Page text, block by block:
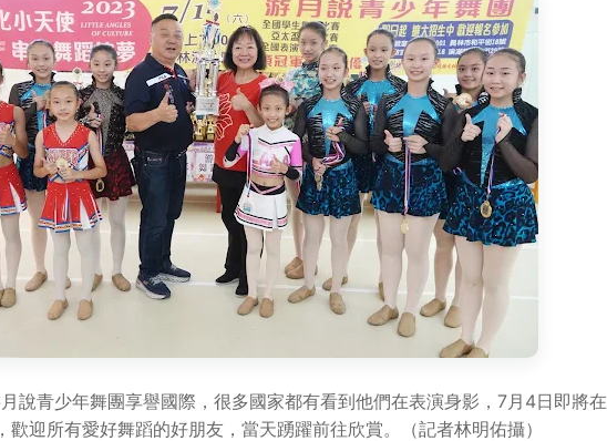
說青少年舞團享譽國際，很多國家都有看到他們在表演身影，7月4日即將在
歡迎所有愛好舞蹈的好朋友，當天踴躍前往欣賞。（記者林明佑攝）